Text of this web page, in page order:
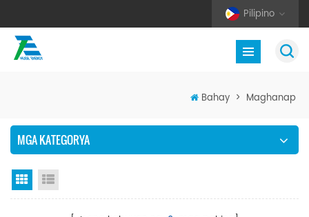
Pilipino
Bahay > Maghanap
MGA KATEGORYA
Grid View